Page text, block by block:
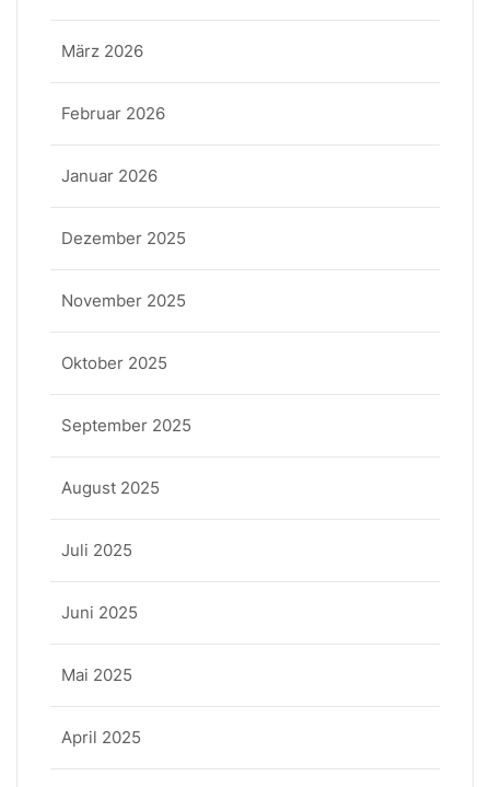
März 2026
Februar 2026
Januar 2026
Dezember 2025
November 2025
Oktober 2025
September 2025
August 2025
Juli 2025
Juni 2025
Mai 2025
April 2025